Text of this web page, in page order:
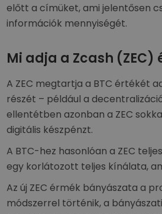
előtt a címüket, ami jelentősen
információk mennyiségét.
Mi adja a Zcash (ZEC)
A ZEC megtartja a BTC értékét
részét – például a
ellentétben azonban a ZEC
digitális készpénzt.
A BTC-hez hasonlóan a ZEC
egy korlátozott teljes kínálata,
Az új ZEC érmék bányászata a
módszerrel történik, a